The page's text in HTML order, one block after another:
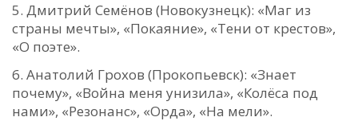
Дмитрий Семёнов (Новокузнецк): «Маг из
страны мечты», «Покаяние», «Тени от крестов»,
«О поэте».
Анатолий Грохов (Прокопьевск): «Знает
почему», «Война меня унизила», «Колёса под
нами», «Резонанс», «Орда», «На мели».